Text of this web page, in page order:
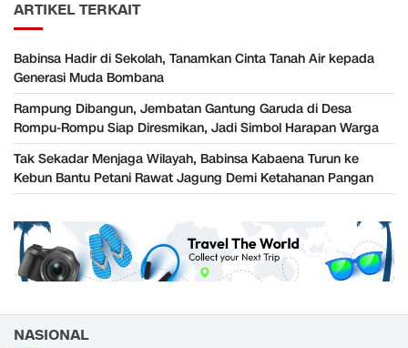
ARTIKEL TERKAIT
Babinsa Hadir di Sekolah, Tanamkan Cinta Tanah Air kepada
Generasi Muda Bombana
Rampung Dibangun, Jembatan Gantung Garuda di Desa
Rompu-Rompu Siap Diresmikan, Jadi Simbol Harapan Warga
Tak Sekadar Menjaga Wilayah, Babinsa Kabaena Turun ke
Kebun Bantu Petani Rawat Jagung Demi Ketahanan Pangan
NASIONAL